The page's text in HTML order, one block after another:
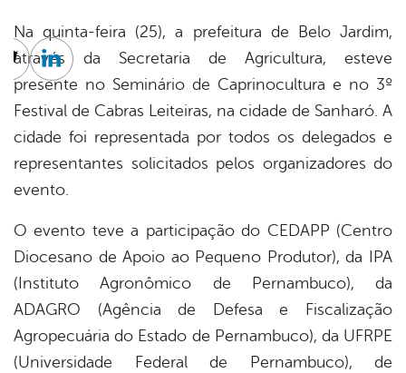
Na quinta-feira (25), a prefeitura de Belo Jardim,
através da Secretaria de Agricultura, esteve
presente no Seminário de Caprinocultura e no 3º
Festival de Cabras Leiteiras, na cidade de Sanharó. A
cidade foi representada por todos os delegados e
representantes solicitados pelos organizadores do
evento.
O evento teve a participação do CEDAPP (Centro
Diocesano de Apoio ao Pequeno Produtor), da IPA
(Instituto Agronômico de Pernambuco), da
ADAGRO (Agência de Defesa e Fiscalização
Agropecuária do Estado de Pernambuco), da UFRPE
(Universidade Federal de Pernambuco), de
Twitter
Linkedin